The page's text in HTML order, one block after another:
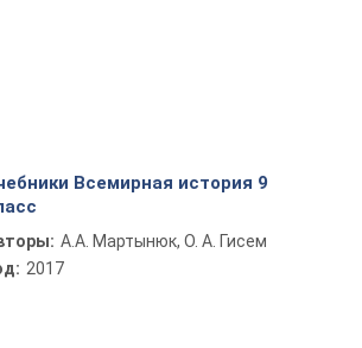
Всемирная история 9
А.А. Мартынюк, О. А. Гисем
2017